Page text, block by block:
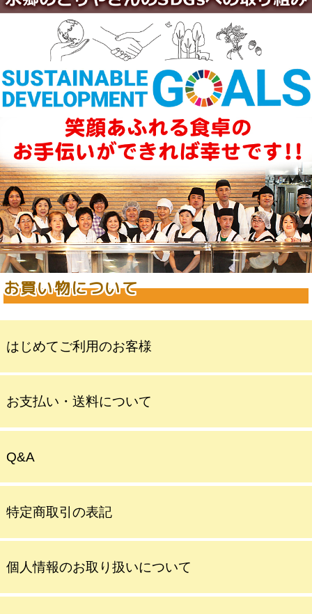
お買い物について
はじめてご利用のお客様
お支払い・送料について
Q&A
特定商取引の表記
個人情報のお取り扱いについて